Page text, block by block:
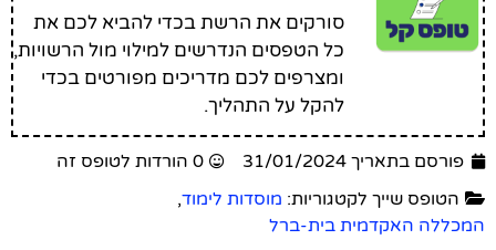
סורקים את הרשת בכדי להביא לכם את
כל הטפסים הנדרשים למילוי מול הרשויות,
ומצרפים לכם מדריכים מפורטים בכדי
להקל על התהליך.
פורסם בתאריך 31/01/2024
0 הורדות לטופס זה
הטופס שייך לקטגוריות: מוסדות לימוד,
המכללה האקדמית בית-ברל